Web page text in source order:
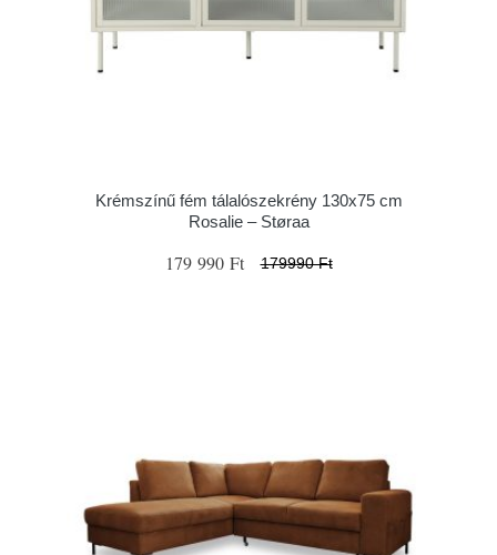
Krémszínű fém tálalószekrény 130x75 cm
Rosalie – Støraa
179 990 Ft 179990 Ft